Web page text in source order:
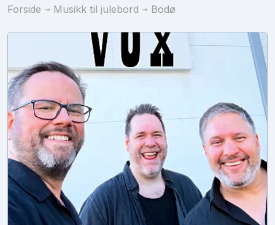
Forside Musikk til julebord Bodø